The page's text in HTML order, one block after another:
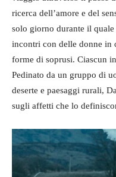
ricerca dell’amore e del
solo giorno durante il
incontri con delle donne in
forme di soprusi. Ciascun
Pedinato da un gruppo di
deserte e paesaggi rurali,
sugli affetti che lo